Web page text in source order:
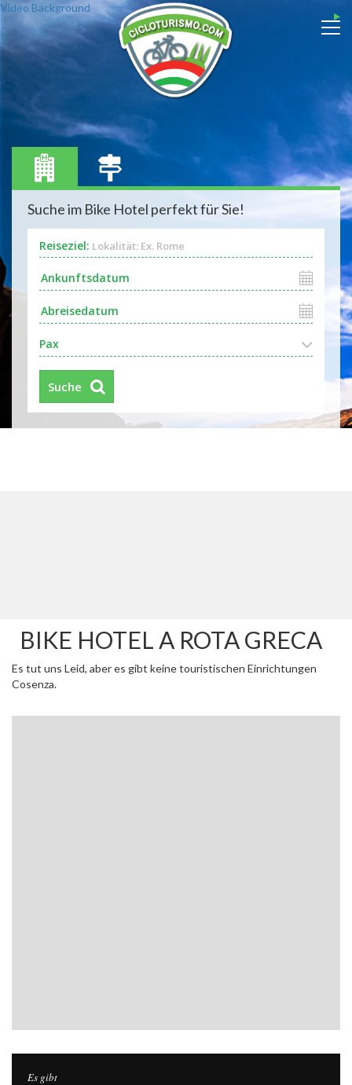
Video Background
Suche im Bike Hotel perfekt für Sie!
Reiseziel: Lokalität: Ex. Rome
Pax
Suche
BIKE HOTEL A ROTA GRECA
Es tut uns Leid, aber es gibt keine touristischen Einrichtungen
Cosenza.
Es gibt